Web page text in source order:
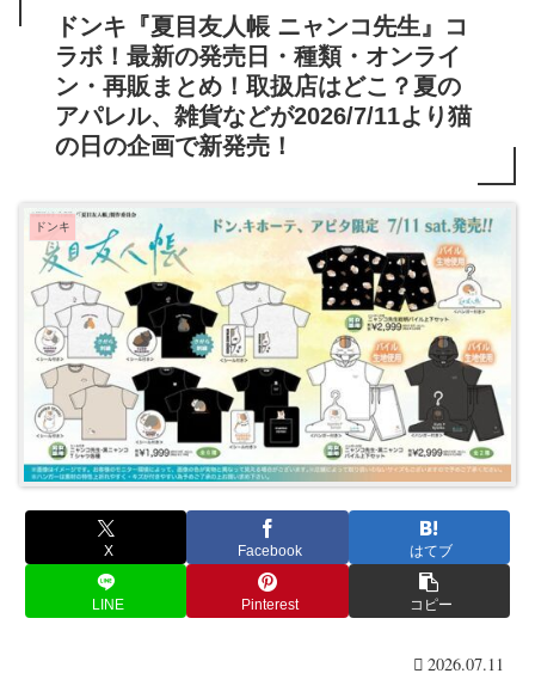
ドンキ『夏目友人帳 ニャンコ先生』コ
ラボ！最新の発売日・種類・オンライ
ン・再販まとめ！取扱店はどこ？夏の
アパレル、雑貨などが2026/7/11より猫
の日の企画で新発売！
ドンキ
X Facebook はてブ
LINE Pinterest コピー
2026.07.11